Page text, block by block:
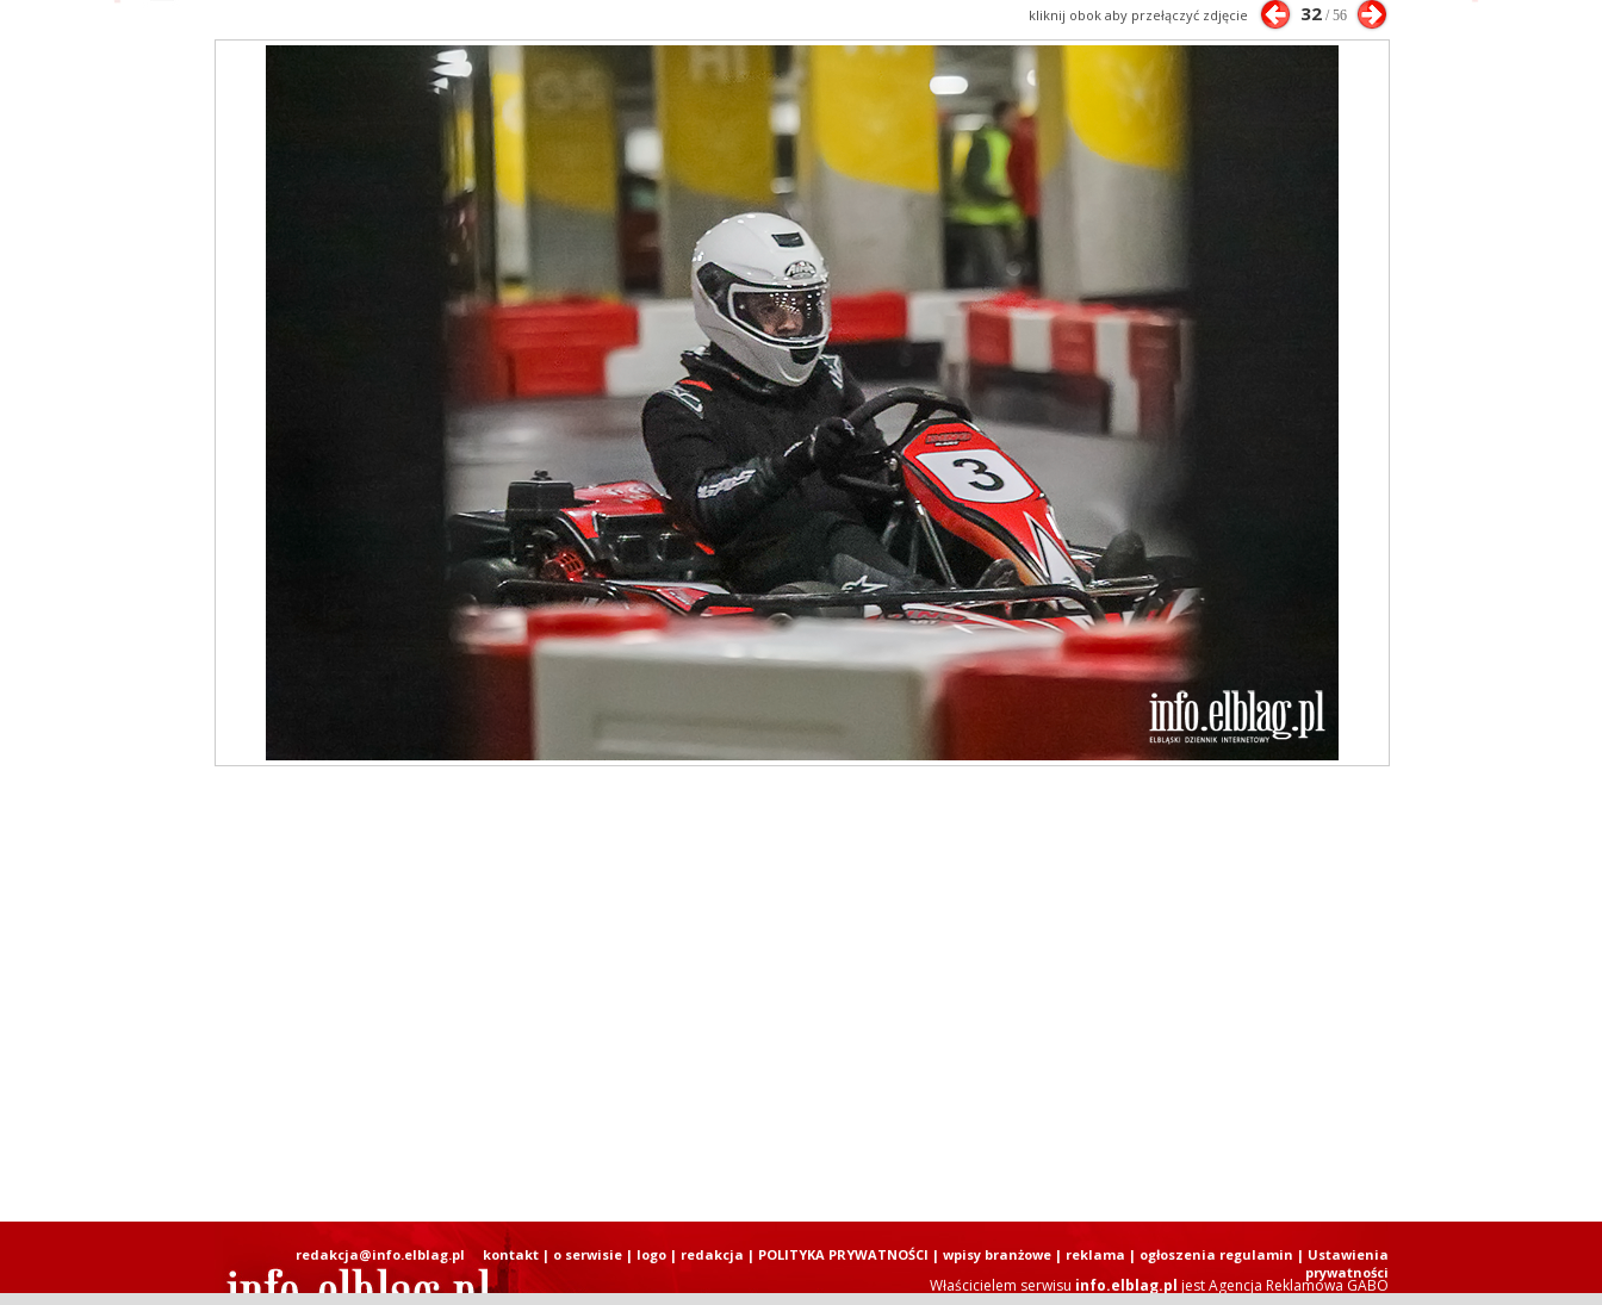
kliknij obok aby przełączyć zdjęcie 32/ 56
Właścicielem serwisu info.elblag.pl jestAgencja Reklamowa GABO
redakcja@info.elblag.pl kontakt| o serwisie| logo| redakcja | POLITYKA PRYWATNOŚCI | wpisy branżowe| reklama | ogłoszenia regulamin | Ustawienia
prywatności